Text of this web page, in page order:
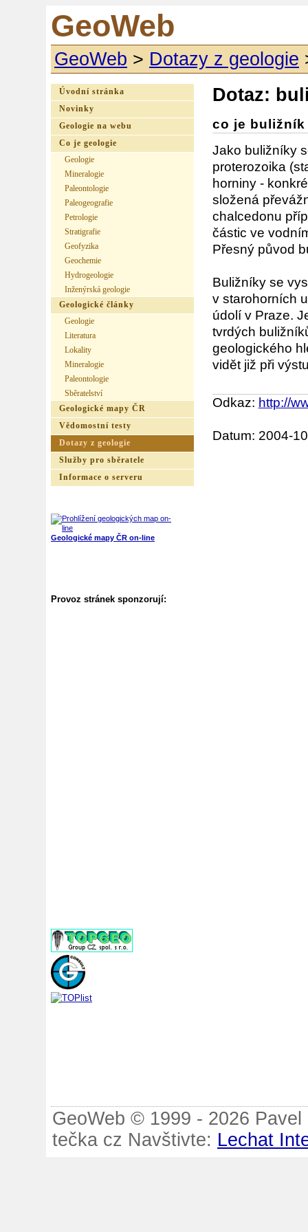
GeoWeb
GeoWeb > Dotazy z geologie
Dotaz:
co je buližník
Jako buližníky
proterozoika
horniny -
složená
chalcedonu
částic ve
Přesný původ
Buližníky se
v starohorních
údolí v Praze.
tvrdých
geologického
vidět již při
Odkaz: http://
Datum: 2004-
Úvodní stránka
Novinky
Geologie na webu
Co je geologie
Geologie
Mineralogie
Paleontologie
Paleogeografie
Petrologie
Stratigrafie
Geofyzika
Geochemie
Hydrogeologie
Inženýrská geologie
Geologické články
Geologie
Literatura
Lokality
Mineralogie
Paleontologie
Sběratelství
Geologické mapy ČR
Vědomostní testy
Dotazy z geologie
Služby pro sběratele
Informace o serveru
Geologické mapy ČR on-line
Provoz stránek sponzorují:
GeoWeb © 1999 - 2026
tečka cz Navštivte: Lechat